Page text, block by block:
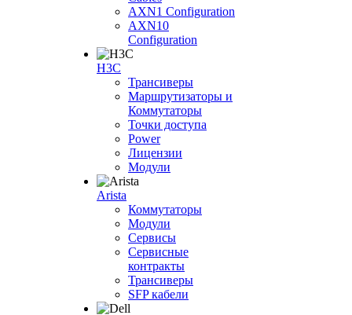
AXN1 Configuration
AXN10
Configuration
H3С
Трансиверы
Маршрутизаторы и
Коммутаторы
Точки доступа
Power
Лицензии
Модули
Arista
Коммутаторы
Модули
Сервисы
Сервисные
контракты
Трансиверы
SFP кабели